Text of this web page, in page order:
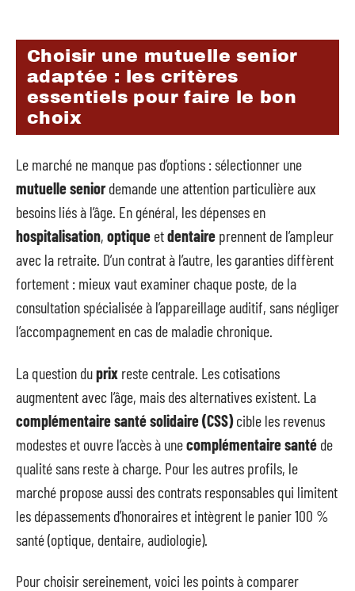
Choisir une mutuelle senior
adaptée : les critères
essentiels pour faire le bon
choix
Le marché ne manque pas d’options : sélectionner une
mutuelle seniordemande une attention particulière aux
besoins liés à l’âge. En général, les dépenses en
hospitalisation, optique etdentaire prennent de l’ampleur
avec la retraite. D’un contrat à l’autre, les garanties diffèrent
fortement : mieux vaut examiner chaque poste, de la
consultation spécialisée à l’appareillage auditif, sans négliger
l’accompagnement en cas de maladie chronique.
La question duprix reste centrale. Les cotisations
augmentent avec l’âge, mais des alternatives existent. La
complémentaire santé solidaire (CSS)cible les revenus
modestes et ouvre l’accès à unecomplémentaire santé de
qualité sans reste à charge. Pour les autres profils, le
marché propose aussi des contrats responsables qui limitent
les dépassements d’honoraires et intègrent le panier 100 %
santé (optique, dentaire, audiologie).
Pour choisir sereinement, voici les points à comparer